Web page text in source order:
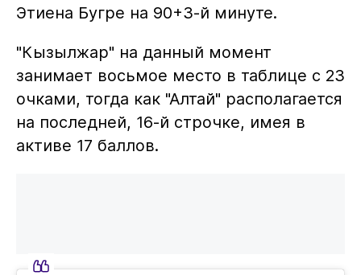
Этиена Бугре на 90+3-й минуте.
"Кызылжар" на данный момент
занимает восьмое место в таблице с 23
очками, тогда как "Алтай" располагается
на последней, 16-й строчке, имея в
активе 17 баллов.